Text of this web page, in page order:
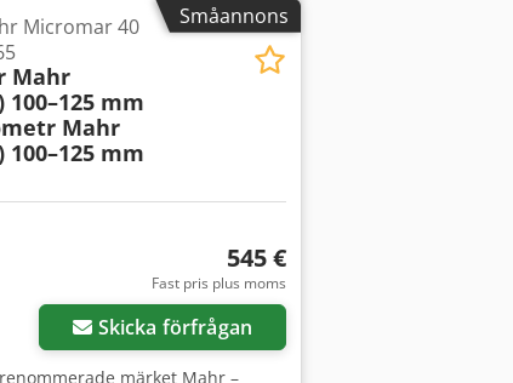
Småannons
Micromar 40
Mahr
100–125 mm
Mahr
100–125 mm
545 €
Fast pris plus moms
Skicka förfrågan
märket Mahr –